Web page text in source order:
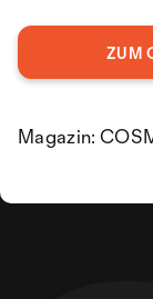
ZUM
Magazin: